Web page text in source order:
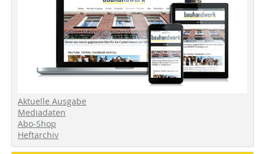
Aktuelle Ausgabe
Mediadaten
Abo-Shop
Heftarchiv